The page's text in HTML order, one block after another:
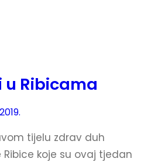
u Ribicama
tijelu zdrav duh
Ribice koje su ovaj tjedan